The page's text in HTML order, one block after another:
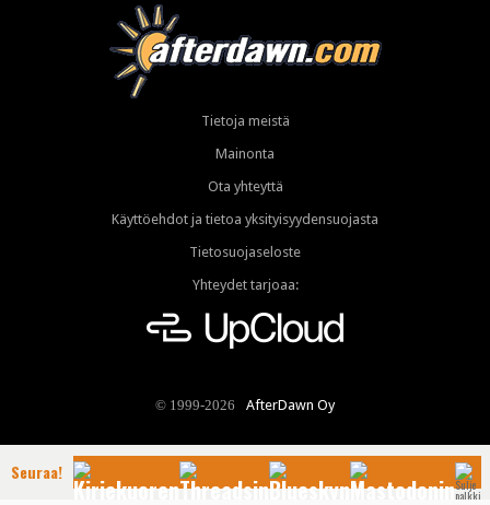
Tietoja meistä
Mainonta
Ota yhteyttä
Käyttöehdot ja tietoa yksityisyydensuojasta
Tietosuojaseloste
Yhteydet tarjoaa:
© 1999-2026 AfterDawn Oy
Seuraa!